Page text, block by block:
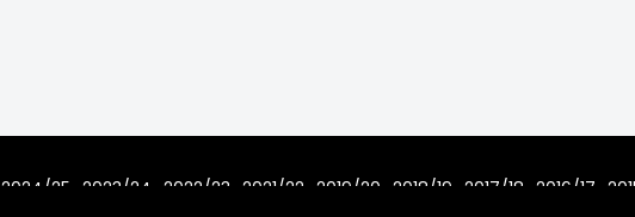
2024/25 2023/24 2022/23 2021/22 2019/20 2018/19 2017/18 2016/17